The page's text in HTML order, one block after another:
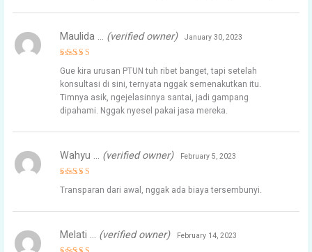
out of 5
Maulida … (verified owner) January 30, 2023
Gue kira urusan PTUN tuh ribet banget, tapi setelah
konsultasi di sini, ternyata nggak semenakutkan itu.
Timnya asik, ngejelasinnya santai, jadi gampang
dipahami. Nggak nyesel pakai jasa mereka.
out of 5
Wahyu … (verified owner) February 5, 2023
Transparan dari awal, nggak ada biaya tersembunyi.
Melati … (verified owner) February 14, 2023